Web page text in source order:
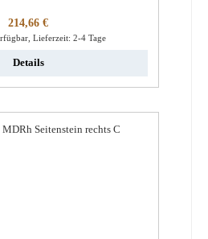
Regulärer Preis:
214,66 €
Lieferzeit: 2-4 Tage
Details